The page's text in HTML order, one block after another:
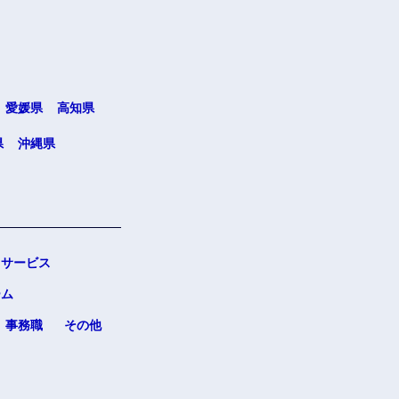
愛媛県 高知県
沖縄県
サービス
事務職 その他